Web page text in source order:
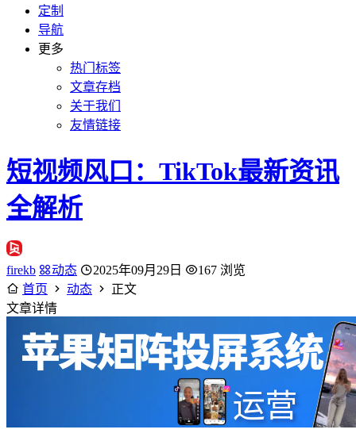
定制
导航
更多
热门标签
文章存档
关于我们
友情链接
短视频风口：TikTok最新资讯
全解析
firekb 动态 2025年09月29日
167 浏览
首页
动态
正文
文章详情